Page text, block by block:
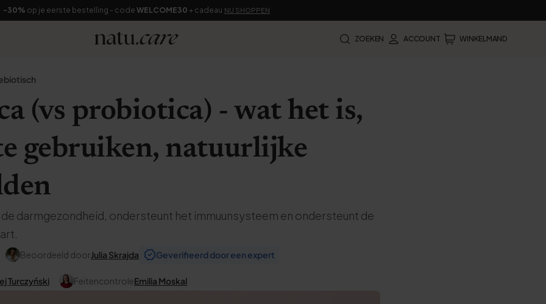
-30% op je eerste bestelling - code WELCOME30 + cadeau NU SHOPPEN
ZOEKEN ACCOUNT WINKELMAND
(vs probiotica) - wat het is,
gebruiken, natuurlijke
darmgezondheid, ondersteunt het immuunsysteem en ondersteunt de
Beoordeeld doorJulia Skrajda Geverifieerd door een expert
Turczyński FeitencontroleEmilia Moskal